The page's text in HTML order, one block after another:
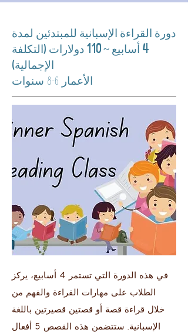
دورة القراءة الإسبانية للمبتدئين لمدة
4 أسابيع ~ 110 دولارات (التكلفة
الإجمالية)
الأعمار 6-8 سنوات
في هذه الدورة التي تستمر 4 أسابيع، يركز
الطلاب على مهارات القراءة والفهم من
خلال قراءة قصة أو قصتين قصيرتين باللغة
الإسبانية. ستتضمن هذه القصص 5 أفعال